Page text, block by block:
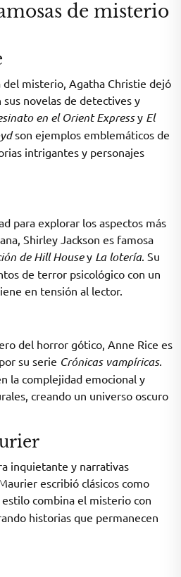
de misterio
del misterio, Agatha Christie dejó
novelas de detectives y
en el Orient Expressy El
son ejemplos emblemáticos de
intrigantes y personajes
para explorar los aspectos más
Shirley Jackson es famosa
de Hill Housey La lotería. Su
de terror psicológico con un
en tensión al lector.
del horror gótico, Anne Rice es
su serie Crónicas vampíricas.
la complejidad emocional y
creando un universo oscuro
inquietante y narrativas
escribió clásicos como
estilo combina el misterio con
historias que permanecen